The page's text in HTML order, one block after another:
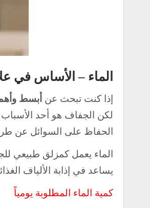
الماء – الأساس في
إذا كنت تبحث عن أبسط
لكن الجفاف هو أحد
الحفاظ على السوائل عن
الماء يعمل كمزلق طبيعي
يساعد في إذابة الألياف
كمية الماء المطلوبة يومياً